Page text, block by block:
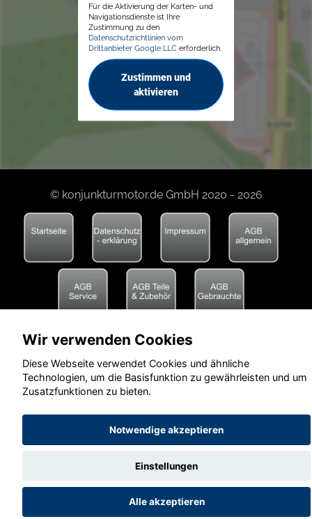
Für die Aktivierung der Karten- und
Navigationsdienste ist Ihre
Zustimmung zu den
Datenschutzrichtlinien vom
Drittanbieter Google LLC erforderlich.
Zustimmen und
aktivieren
© konjunkturmotor.de GmbH 2020 - 2026
Wir verwenden Cookies
Diese Webseite verwendet Cookies und ähnliche
Technologien, um die Basisfunktion zu gewährleisten und um
Zusatzfunktionen zu bieten.
Notwendige akzeptieren
Einstellungen
Alle akzeptieren